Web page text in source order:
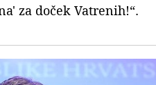
za doček Vatrenih!“.